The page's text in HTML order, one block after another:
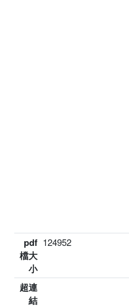
pdf
檔大
小
124952
超連
結